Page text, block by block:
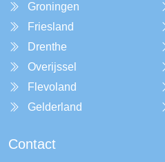
Groningen
Friesland
Drenthe
Overijssel
Flevoland
Gelderland
Contact